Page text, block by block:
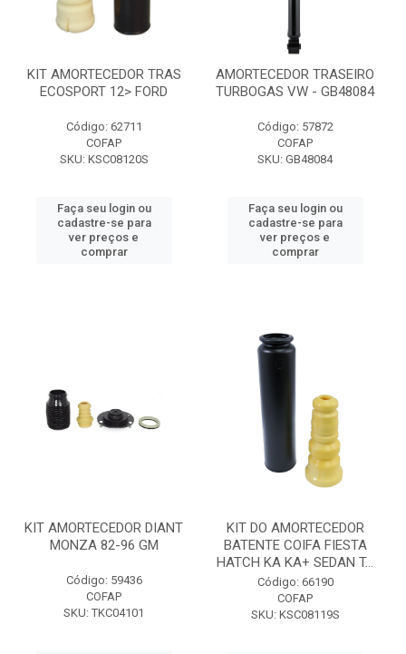
KIT AMORTECEDOR TRAS
ECOSPORT 12> FORD
Código: 62711
COFAP
SKU: KSC08120S
Faça seu login ou
cadastre-se para
ver preços e
comprar
AMORTECEDOR TRASEIRO
TURBOGAS VW - GB48084
Código: 57872
COFAP
SKU: GB48084
Faça seu login ou
cadastre-se para
ver preços e
comprar
KIT AMORTECEDOR DIANT
MONZA 82-96 GM
Código: 59436
COFAP
SKU: TKC04101
KIT DO AMORTECEDOR
BATENTE COIFA FIESTA
HATCH KA KA+ SEDAN T...
Código: 66190
COFAP
SKU: KSC08119S